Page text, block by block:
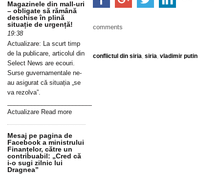
comments
conflictul din siria, siria, vladimir putin
Magazinele din mall-uri
– obligate să rămână
deschise în plină
situație de urgență!
19:38
Actualizare: La scurt timp
de la publicare, articolul din
Select News are ecouri.
Surse guvernamentale ne-
au asigurat că situația „se
va rezolva”.
Actualizare Read more
Mesaj pe pagina de
Facebook a ministrului
Finanțelor, către un
contribuabil: „Cred că
i-o sugi zilnic lui
Dragnea”